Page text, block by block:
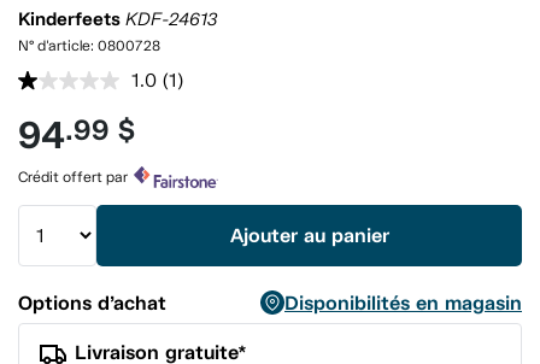
Kinderfeets KDF-24613
N° d'article: 0800728
1.0 Lire
la
même
(1)
94.99 $
Crédit offert par
Ajouter au panier
Options d’achat
Disponibilités en magasin
Livraison gratuite*